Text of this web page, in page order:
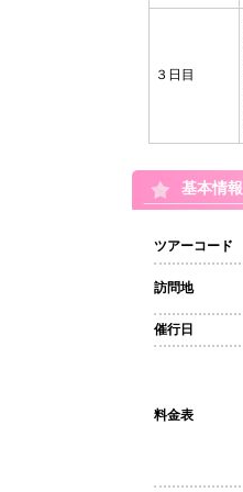
３日目
基本情報
ツアーコード
訪問地
催行日
料金表